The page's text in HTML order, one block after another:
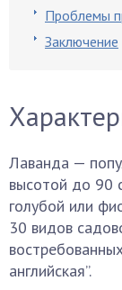
Проблемы
Заключение
Лаванда —
высотой до 90
голубой или
30 видов
английская”.